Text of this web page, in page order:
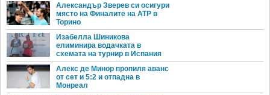
Александър Зверев си осигури
място на Финалите на ATP в
Торино
Изабелла Шиникова
елиминира водачката в
схемата на турнир в Испания
Алекс де Минор пропиля аванс
от сет и 5:2 и отпадна в
Монреал